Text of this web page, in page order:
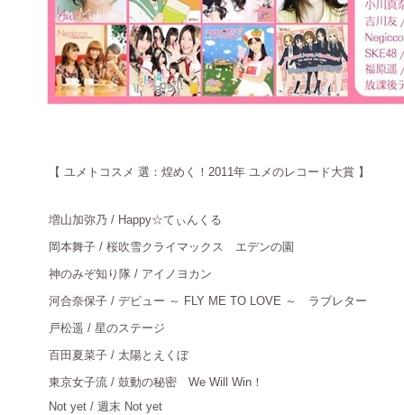
【 ユメトコスメ 選：煌めく！2011年 ユメのレコード大賞 】
増山加弥乃 / Happy☆てぃんくる
岡本舞子 / 桜吹雪クライマックス エデンの園
神のみぞ知り隊 / アイノヨカン
河合奈保子 / デビュー ～ FLY ME TO LOVE ～ ラブレター
戸松遥 / 星のステージ
百田夏菜子 / 太陽とえくぼ
東京女子流 / 鼓動の秘密 We Will Win！
Not yet / 週末 Not yet